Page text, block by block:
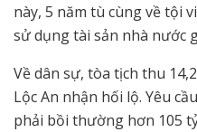
này, 5 năm tù cùng về tội
sử dụng tài sản nhà nước
Về dân sự, tòa tịch thu
Lộc An nhận hối lộ. Yêu
phải bồi thường hơn 105